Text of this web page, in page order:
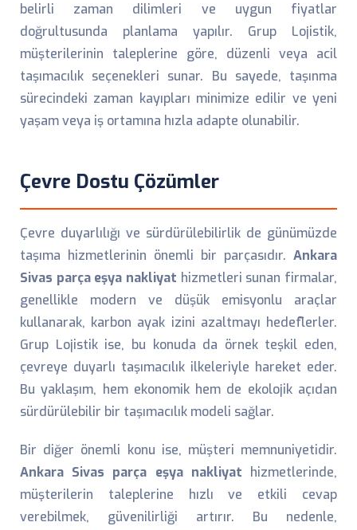
belirli zaman dilimleri ve uygun fiyatlar
doğrultusunda planlama yapılır. Grup Lojistik,
müşterilerinin taleplerine göre, düzenli veya acil
taşımacılık seçenekleri sunar. Bu sayede, taşınma
sürecindeki zaman kayıpları minimize edilir ve yeni
yaşam veya iş ortamına hızla adapte olunabilir.
Çevre Dostu Çözümler
Çevre duyarlılığı ve sürdürülebilirlik de günümüzde
taşıma hizmetlerinin önemli bir parçasıdır. Ankara
Sivas parça eşya nakliyat hizmetleri sunan firmalar,
genellikle modern ve düşük emisyonlu araçlar
kullanarak, karbon ayak izini azaltmayı hedeflerler.
Grup Lojistik ise, bu konuda da örnek teşkil eden,
çevreye duyarlı taşımacılık ilkeleriyle hareket eder.
Bu yaklaşım, hem ekonomik hem de ekolojik açıdan
sürdürülebilir bir taşımacılık modeli sağlar.
Bir diğer önemli konu ise, müşteri memnuniyetidir.
Ankara Sivas parça eşya nakliyat hizmetlerinde,
müşterilerin taleplerine hızlı ve etkili cevap
verebilmek, güvenilirliği artırır. Bu nedenle,